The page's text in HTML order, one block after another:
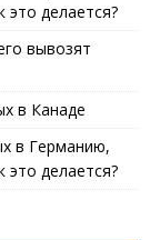
это делается?
вывозят
в Канаде
в Германию,
это делается?